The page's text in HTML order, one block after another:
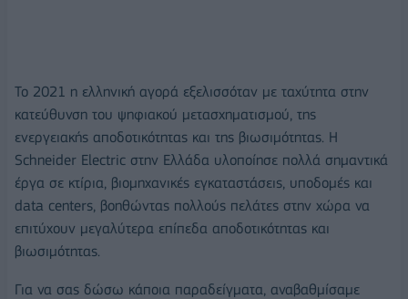
Το 2021 η ελληνική αγορά εξελισσόταν με ταχύτητα στην
κατεύθυνση του ψηφιακού μετασχηματισμού, της
ενεργειακής αποδοτικότητας και της βιωσιμότητας. Η
Schneider Electric στην Ελλάδα υλοποίησε πολλά σημαντικά
έργα σε κτίρια, βιομηχανικές εγκαταστάσεις, υποδομές και
data centers, βοηθώντας πολλούς πελάτες στην χώρα να
επιτύχουν μεγαλύτερα επίπεδα αποδοτικότητας και
βιωσιμότητας.
Για να σας δώσω κάποια παραδείγματα, αναβαθμίσαμε